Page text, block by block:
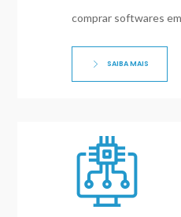
comprar softwares
SAIBA MAIS